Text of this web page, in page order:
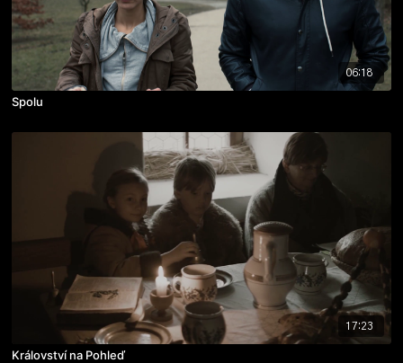
06:18
Spolu
17:23
Království na Pohleď